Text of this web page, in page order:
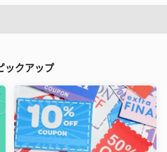
ックアップ